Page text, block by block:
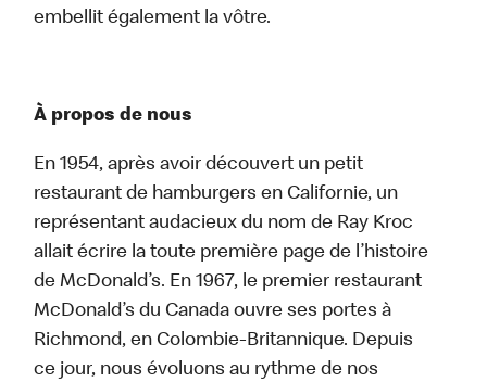
embellit également la vôtre.
À propos de nous
En 1954, après avoir découvert un petit
restaurant de hamburgers en Californie, un
représentant audacieux du nom de Ray Kroc
allait écrire la toute première page de l’histoire
de McDonald’s. En 1967, le premier restaurant
McDonald’s du Canada ouvre ses portes à
Richmond, en Colombie-Britannique. Depuis
ce jour, nous évoluons au rythme de nos